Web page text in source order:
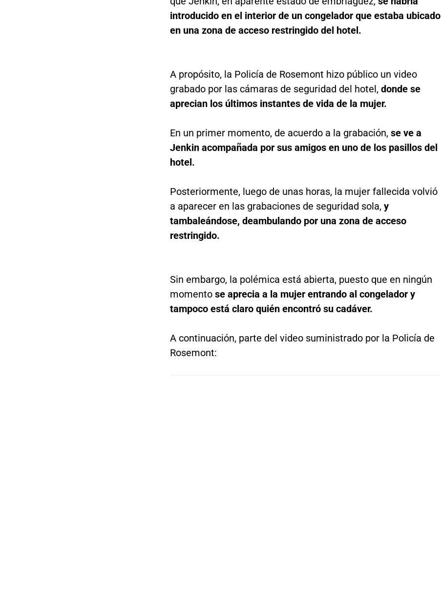
introducido en el interior de un congelador que estaba ubicado
en una zona de acceso restringido del hotel.
A propósito, la Policía de Rosemont hizo público un video
grabado por las cámaras de seguridad del hotel, donde se
aprecian los últimos instantes de vida de la mujer.
En un primer momento, de acuerdo a la grabación, se ve a
Jenkin acompañada por sus amigos en uno de los pasillos del
hotel.
Posteriormente, luego de unas horas, la mujer fallecida volvió
a aparecer en las grabaciones de seguridad sola, y
tambaleándose, deambulando por una zona de acceso
restringido.
Sin embargo, la polémica está abierta, puesto que en ningún
momento se aprecia a la mujer entrando al congelador y
tampoco está claro quién encontró su cadáver.
A continuación, parte del video suministrado por la Policía de
Rosemont: